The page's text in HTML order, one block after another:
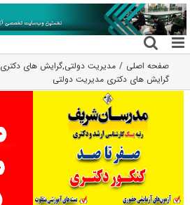
رفتن
به
محتوا
صفحه اصلی مدیریت دولتی,گرایش های دکتری
گرایش های دکتری مدیریت دولتی